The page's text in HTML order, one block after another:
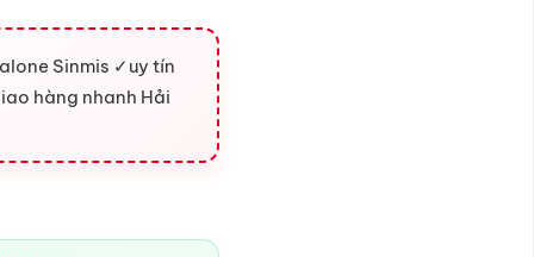
Sinmis ✓uy tín
hàng nhanh Hải